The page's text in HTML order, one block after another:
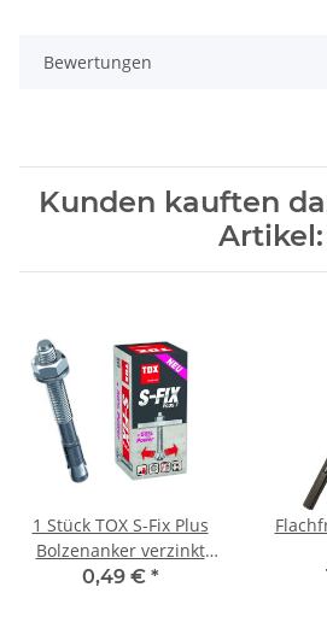
Bewertungen
Kunden kauften
Artikel:
1 Stück TOX S-Fix Plus
Bolzenanker verzinkt
M10x100/20+33
0,49 € *